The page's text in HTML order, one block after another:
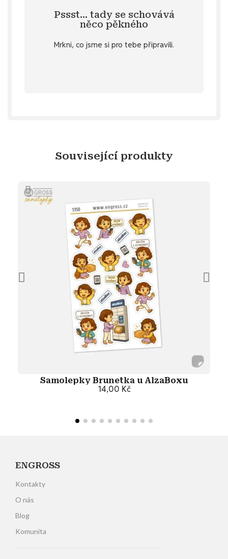
Pssst… tady se schovává
něco pěkného
Mrkni, co jsme si pro tebe připravili.
u vybraných produktů v záložce
Specifikace . 💌 Nebo si přeješ
samolepku brunetky v nějaké specifické
Související produkty
Samolepky Brunetka u AlzaBoxu
14,00 Kč
Přidat do košíku
ENGROSS
Kontakty
O nás
Blog
Komunita